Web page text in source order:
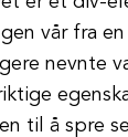
vår fra
nevnte
til å spre